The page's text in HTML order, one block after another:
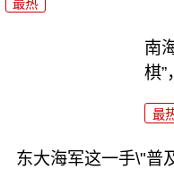
最热
南
棋”
最
东大海军这一手\"普